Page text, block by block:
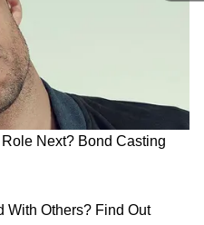
कौन हैं आकांक्षा सिंह? एक साल में